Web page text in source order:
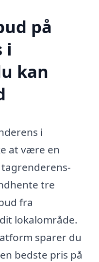
på
i
kan
i
at være en
tre
fra
lokalområde.
sparer du
bedste pris på